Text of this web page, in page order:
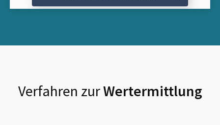
Verfahren zurWertermittlung